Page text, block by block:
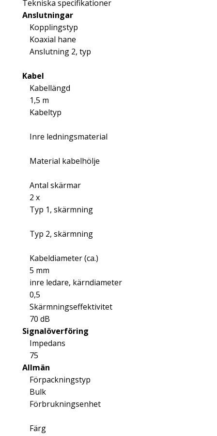
Tekniska specifikationer
Anslutningar
Kopplingstyp
Koaxial hane
Anslutning 2, typ
Kabel
Kabellängd
1,5 m
Kabeltyp
Inre ledningsmaterial
Material kabelhölje
Antal skärmar
2 x
Typ 1, skärmning
Typ 2, skärmning
Kabeldiameter (ca.)
5 mm
inre ledare, kärndiameter
0,5
Skärmningseffektivitet
70 dB
Signalöverföring
Impedans
75
Allmän
Förpackningstyp
Bulk
Förbrukningsenhet
Färg